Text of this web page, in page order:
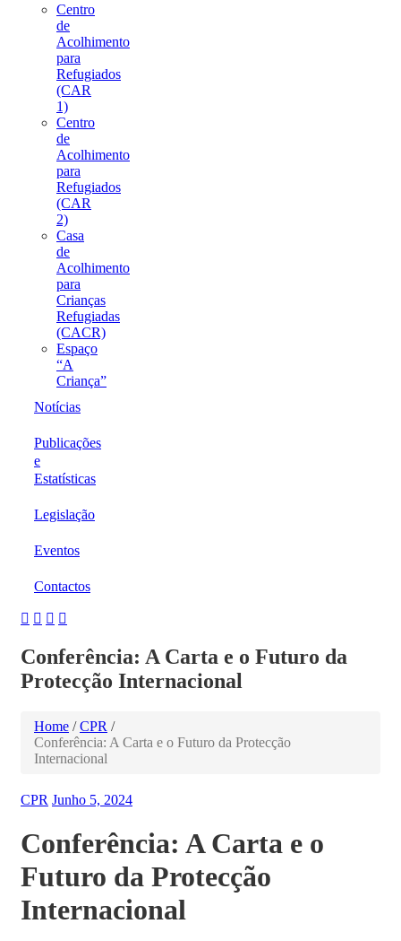
Centro
de
Acolhimento
para
Refugiados
(CAR
1)
Centro
de
Acolhimento
para
Refugiados
(CAR
2)
Casa
de
Acolhimento
para
Crianças
Refugiadas
(CACR)
Espaço
“A
Criança”
Notícias
Publicações
e
Estatísticas
Legislação
Eventos
Contactos
Conferência: A Carta e o Futuro da
Protecção Internacional
Home / CPR /
Conferência: A Carta e o Futuro da Protecção
Internacional
CPR Junho 5, 2024
Conferência: A Carta e o
Futuro da Protecção
Internacional